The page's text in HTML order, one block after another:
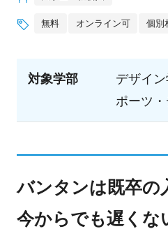
無料 オンライン可 個別
対象学部
デザイ
ポーツ
バンタンは既卒の
今からでも遅くな